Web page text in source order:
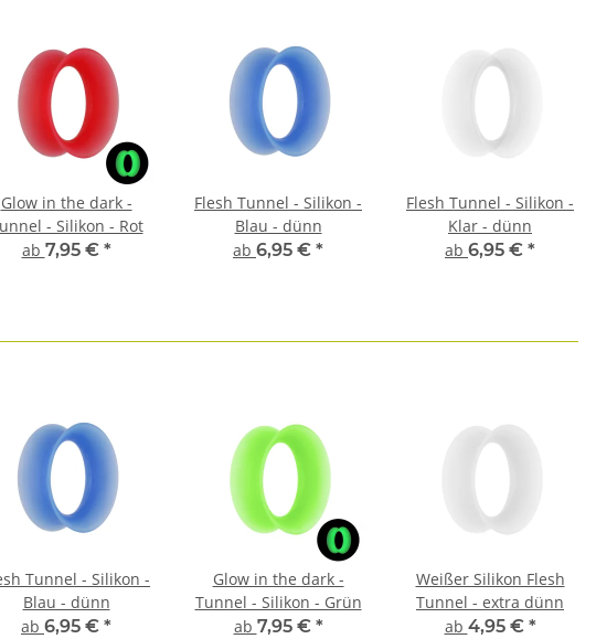
Glow in the dark -
- Silikon - Rot
ab 7,95 € *
Flesh Tunnel - Silikon -
Blau - dünn
ab 6,95 € *
Flesh Tunnel - Silikon -
Klar - dünn
ab 6,95 € *
Tunnel - Silikon -
Blau - dünn
ab 6,95 € *
Glow in the dark -
Tunnel - Silikon - Grün
ab 7,95 € *
Weißer Silikon Flesh
Tunnel - extra dünn
ab 4,95 € *